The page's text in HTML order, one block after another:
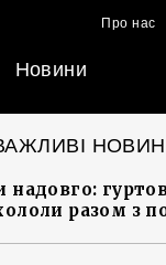
Про нас
Новини
надовго:
разом з